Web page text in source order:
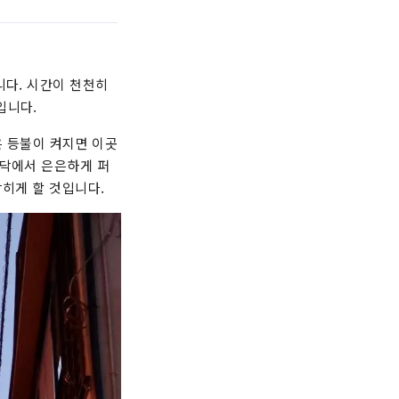
. 시간이 천천히
니다.
불이 켜지면 이곳
에서 은은하게 퍼
게 할 것입니다.